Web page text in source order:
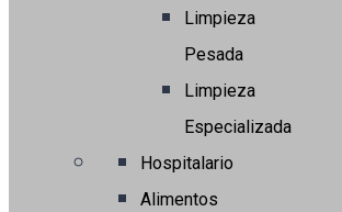
Limpieza
Pesada
Limpieza
Especializada
Hospitalario
Alimentos